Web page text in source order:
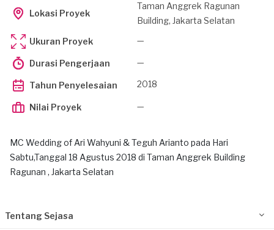
Lokasi Proyek
Taman Anggrek Ragunan
Building, Jakarta Selatan
Ukuran Proyek
—
Durasi Pengerjaan —
Tahun Penyelesaian 2018
Nilai Proyek —
MC Wedding of Ari Wahyuni & Teguh Arianto pada Hari
Sabtu,Tanggal 18 Agustus 2018 di Taman Anggrek Building
Ragunan , Jakarta Selatan
Tentang Sejasa